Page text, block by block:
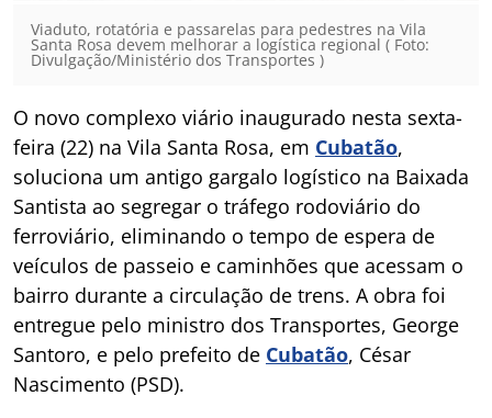
Viaduto, rotatória e passarelas para pedestres na Vila
Santa Rosa devem melhorar a logística regional ( Foto:
Divulgação/Ministério dos Transportes )
O novo complexo viário inaugurado nesta sexta-
feira (22) na Vila Santa Rosa, em Cubatão,
soluciona um antigo gargalo logístico na Baixada
Santista ao segregar o tráfego rodoviário do
ferroviário, eliminando o tempo de espera de
veículos de passeio e caminhões que acessam o
bairro durante a circulação de trens. A obra foi
entregue pelo ministro dos Transportes, George
Santoro, e pelo prefeito de Cubatão, César
Nascimento (PSD).